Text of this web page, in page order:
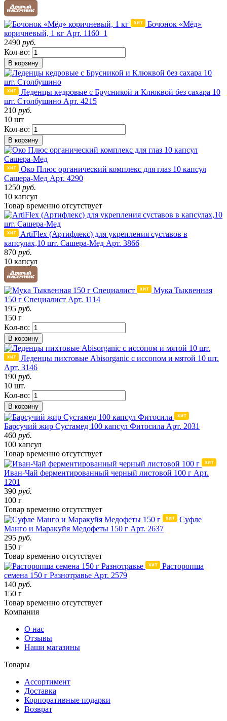
Бочонок «Мёд»
коричневый, 1 кг Арт. 1160_1
2490 руб.
Кол-во:
В корзину
Леденцы кедровые с Брусникой и Клюквой без сахара 10
шт. Столбушино Арт. 4215
210 руб.
10 шт
Кол-во:
В корзину
Око Плюс органический комплекс для глаз 10 капсул
Сашера-Мед Арт. 4290
1250 руб.
10 капсул
Товар временно отсутствует
ArtiFlex (Артифлекс) для укрепления суставов в
капсулах,10 шт. Сашера-Мед Арт. 3866
870 руб.
10 капсул
Мука Тыквенная
150 г Специалист Арт. 1114
195 руб.
150 г
Кол-во:
В корзину
Леденцы пихтовые Abisorganic с иссопом и мятой 10 шт.
Арт. 3146
190 руб.
10 шт.
Кол-во:
В корзину
Барсучий жир Сустамед 100 капсул Фитосила Арт. 2031
460 руб.
100 капсул
Товар временно отсутствует
Иван-Чай ферментированный черный листовой 100 г Арт.
1201
390 руб.
100 г
Товар временно отсутствует
Суфле
Манго и Маракуйя Медофеты 150 г Арт. 2637
295 руб.
150 г
Товар временно отсутствует
Расторопша
семена 150 г Разнотравье Арт. 2579
140 руб.
150 г
Товар временно отсутствует
Компания
О нас
Отзывы
Наши магазины
Товары
Ассортимент
Доставка
Корпоративные подарки
Возврат